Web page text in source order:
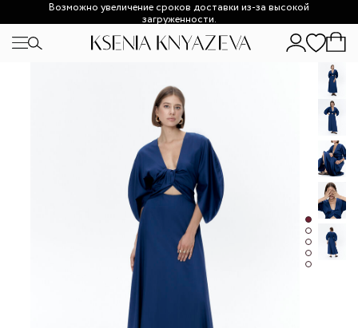
Возможно увеличение сроков доставки из-за высокой
загруженности.